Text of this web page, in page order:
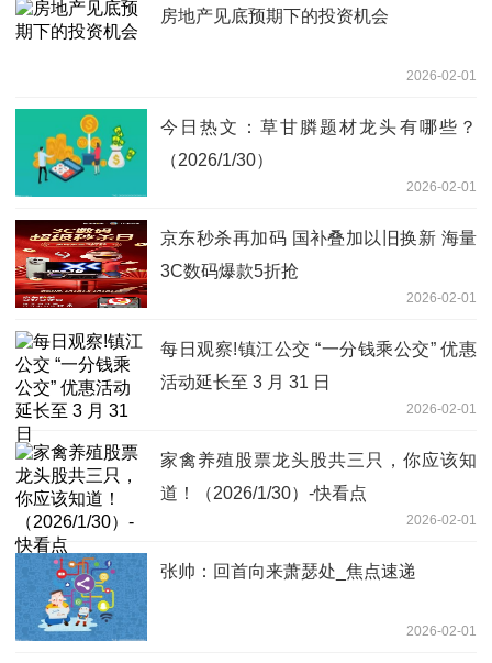
房地产见底预期下的投资机会
2026-02-01
今日热文：草甘膦题材龙头有哪些？
（2026/1/30）
2026-02-01
京东秒杀再加码 国补叠加以旧换新 海量
3C数码爆款5折抢
2026-02-01
每日观察!镇江公交 “一分钱乘公交” 优惠
活动延长至 3 月 31 日
2026-02-01
家禽养殖股票龙头股共三只，你应该知
道！（2026/1/30）-快看点
2026-02-01
张帅：回首向来萧瑟处_焦点速递
2026-02-01